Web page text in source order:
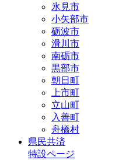
氷見市
小矢部市
砺波市
滑川市
南砺市
黒部市
朝日町
上市町
立山町
入善町
舟橋村
県民共済
特設ページ